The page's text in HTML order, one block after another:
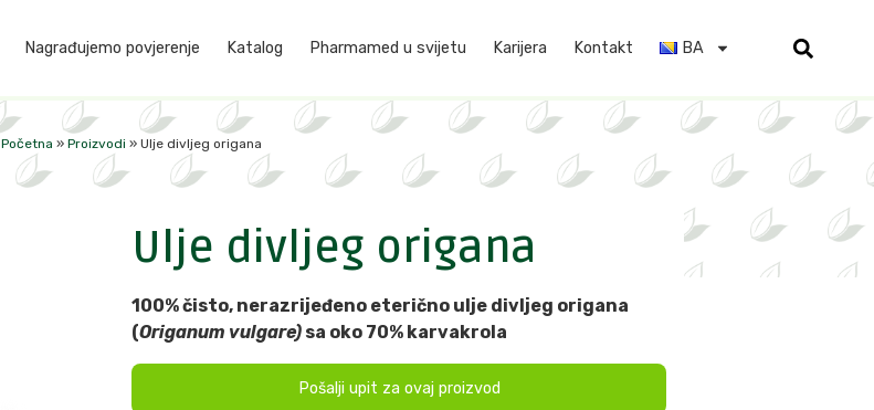
Nagrađujemo povjerenje Katalog Pharmamed u svijetu Karijera Kontakt BA
Početna » Proizvodi » Ulje divljeg origana
Ulje divljeg origana
100% čisto, nerazrijeđeno eterično ulje divljeg origana
(Origanum vulgare) sa oko 70% karvakrola
Pošalji upit za ovaj proizvod